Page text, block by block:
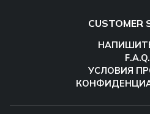
CUSTOMER
F.A.Q.
УСЛОВИЯ